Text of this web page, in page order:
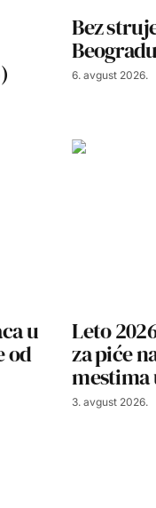
Bez
6. avgust 2026.
u
od
Leto
za piće
mestima
3. avgust 2026.